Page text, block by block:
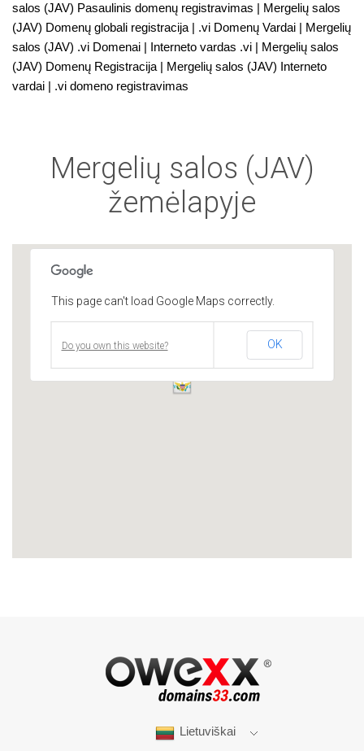
salos (JAV) Pasaulinis domenų registravimas | Mergelių salos
(JAV) Domenų globali registracija | .vi Domenų Vardai | Mergelių
salos (JAV) .vi Domenai | Interneto vardas .vi | Mergelių salos
(JAV) Domenų Registracija | Mergelių salos (JAV) Interneto
vardai | .vi domeno registravimas
Mergelių salos (JAV)
žemėlapyje
This page can't load Google Maps correctly.
Do you own this website? OK
Lietuviškai